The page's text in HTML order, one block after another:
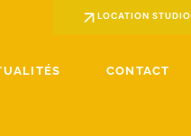
LOCATION STUDIO
CONTACT